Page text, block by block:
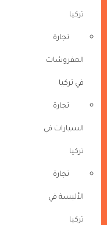
تركيا
تجارة
المفروشات
في تركيا
تجارة
السيارات في
تركيا
تجارة
الألبسة في
تركيا